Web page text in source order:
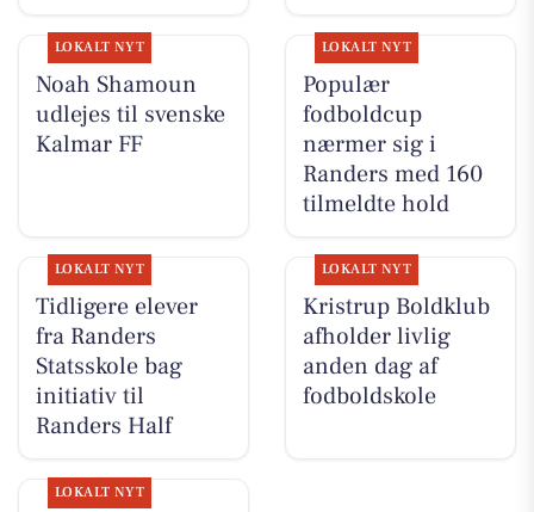
LOKALT NYT
Noah Shamoun
udlejes til svenske
Kalmar FF
LOKALT NYT
Populær
fodboldcup
nærmer sig i
Randers med 160
tilmeldte hold
LOKALT NYT
Tidligere elever
fra Randers
Statsskole bag
initiativ til
Randers Half
LOKALT NYT
Kristrup Boldklub
afholder livlig
anden dag af
fodboldskole
LOKALT NYT